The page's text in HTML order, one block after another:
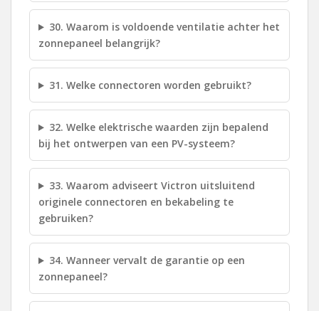
30. Waarom is voldoende ventilatie achter het
zonnepaneel belangrijk?
31. Welke connectoren worden gebruikt?
32. Welke elektrische waarden zijn bepalend
bij het ontwerpen van een PV-systeem?
33. Waarom adviseert Victron uitsluitend
originele connectoren en bekabeling te
gebruiken?
34. Wanneer vervalt de garantie op een
zonnepaneel?